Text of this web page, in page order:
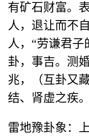
有矿石财富。
人，退让而不
人，“劳谦君子
卦，事吉。测
兆，（互卦又
结、肾虚之疾。
雷地豫卦象：